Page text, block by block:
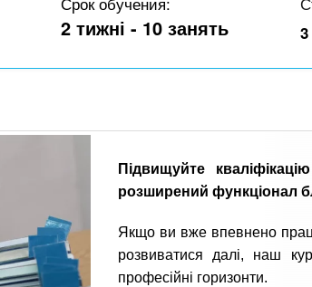
2 тижні - 10 занять
Підвищуйте
розширений функціонал
Якщо ви вже впевнено
розвиватися далі, наш
професійні горизонти.